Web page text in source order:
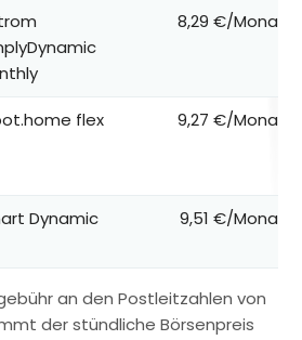
8,29 €/Monat
flex 9,27 €/Monat
Dynamic 9,51 €/Monat
an den Postleitzahlen von
der stündliche Börsenpreis